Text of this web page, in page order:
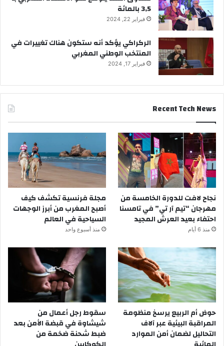
3,5 بالمائة
فبراير 22, 2024
الركراكي يؤكد أنه ستكون هناك تغييرات في
المنتخب الوطني المغربي
فبراير 17, 2024
Recent Tech News
نجاح لافت للدورة الخامسة من
مهرجان “تيم آر تي” في تامسنا
احتفاء بعيد العرش المجيد
منذ 6 أيام
مجلة فرنسية تكشف كيف
أصبح المغرب من أبرز الوجهات
السياحية في العالم
منذ أسبوع واحد
حوض أم الربيع يرسخ منظومة
المراقبة البيئية عبر آلاف
التحاليل لضمان أمن الموارد
سقوط رجل أعمال من
شيشاوة في قبضة الأمن بعد
ضبط شحنة ضخمة من